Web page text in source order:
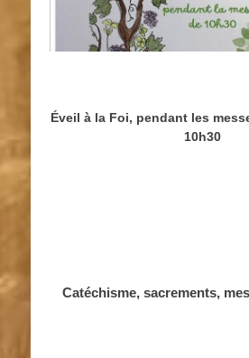
Éveil à la Foi, pendant les
10h30
Catéchisme, sacrements,